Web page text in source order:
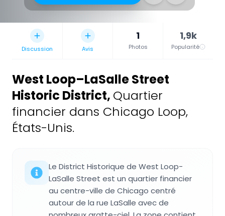
Discussion Avis
1
Photos
1,9k
Popularité
West Loop–LaSalle Street
Historic District, Quartier
financier dans Chicago Loop,
États-Unis.
Le District Historique de West Loop-
LaSalle Street est un quartier financier
au centre-ville de Chicago centré
autour de la rue LaSalle avec de